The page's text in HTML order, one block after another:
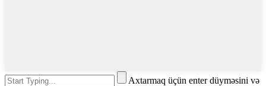
Axtarmaq üçün enter düyməsini və